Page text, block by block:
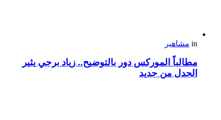
in مشاهير
مطالباً الموركس دور بالتوضيح.. زياد برجي يثير
الجدل من جديد